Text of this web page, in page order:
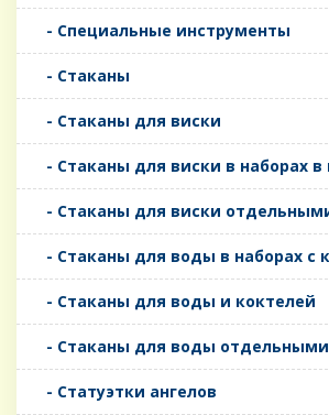
- Специальные инструменты
- Стаканы
- Стаканы для виски
- Стаканы для виски в наборах
- Стаканы для виски
- Стаканы для воды в наборах с
- Стаканы для воды и коктелей
- Стаканы для воды
- Статуэтки ангелов